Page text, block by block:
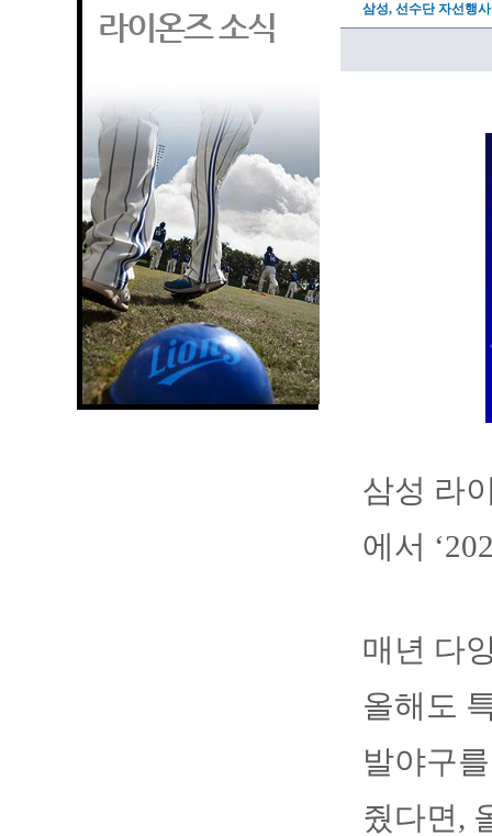
라이온즈 소식 삼성, 선수단 자선행
삼성 라
에서
매년 다
올해도
발야구
줬다면,